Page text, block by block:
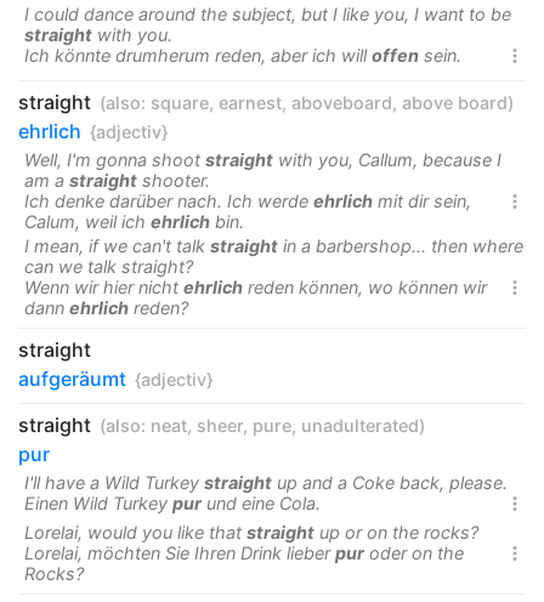
I could dance around the subject, but I like you, I want to be
straight with you.

Ich könnte drumherum reden, aber ich willoffen sein.
straight (also: square, earnest, aboveboard, above board)
ehrlich {adjectiv}
Well, I'm gonna shoot straight with you, Callum, because I
am a straight shooter.

Ich denke darüber nach. Ich werde ehrlich mit dir sein,
Calum, weil ich ehrlich bin.
I mean, if we can't talk straight in a barbershop... then where
can we talk straight?

Wenn wir hier nicht ehrlich reden können, wo können wir
dann ehrlich reden?
straight
aufgeräumt {adjectiv}
straight (also: neat, sheer, pure, unadulterated)
pur
I'll have a Wild Turkey straight up and a Coke back, please.

Einen Wild Turkey purund eine Cola.
Lorelai, would you like that straight up or on the rocks?

Lorelai, möchten Sie Ihren Drink lieberpuroder on the
Rocks?